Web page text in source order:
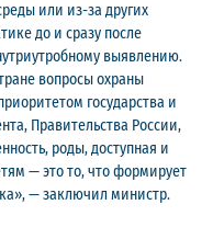
или из-за других
до и сразу после
выявлению.
вопросы охраны
государства и
Правительства России,
роды, доступная и
— это то, что формирует
— заключил министр.